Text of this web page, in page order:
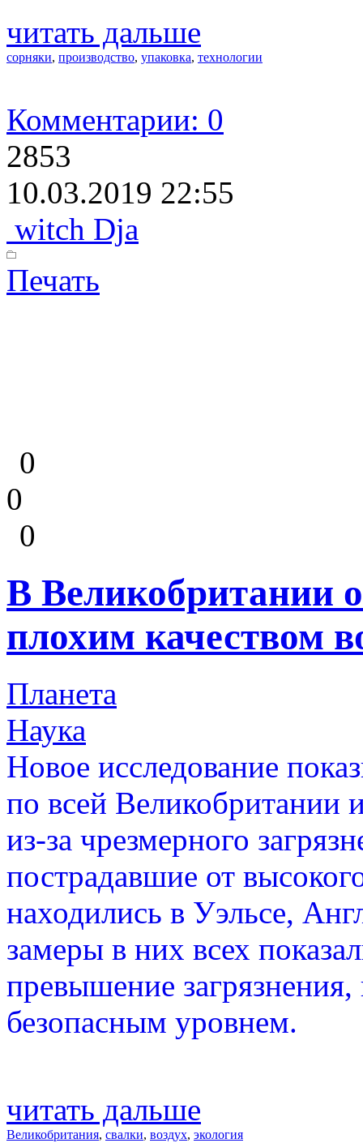
читать дальше
сорняки, производство, упаковка, технологии
Комментарии: 0
2853
10.03.2019 22:55
witch Dja
Печать
0
0
0
В Великобритании
плохим качеством
Планета
Наука
Новое исследование
по всей Великобритании
из-за чрезмерного
пострадавшие от
находились в Уэльсе,
замеры в них всех
превышение
безопасным уровнем.
читать дальше
Великобритания, свалки, воздух, экология